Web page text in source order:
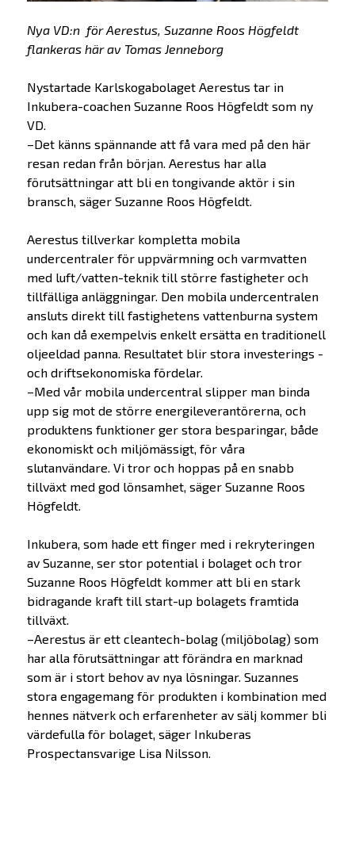
Nya VD:n för Aerestus, Suzanne Roos Högfeldt
flankeras här av Tomas Jenneborg
Nystartade Karlskogabolaget Aerestus tar in
Inkubera-coachen Suzanne Roos Högfeldt som ny
VD.
–Det känns spännande att få vara med på den här
resan redan från början. Aerestus har alla
förutsättningar att bli en tongivande aktör i sin
bransch, säger Suzanne Roos Högfeldt.
Aerestus tillverkar kompletta mobila
undercentraler för uppvärmning och varmvatten
med luft/vatten-teknik till större fastigheter och
tillfälliga anläggningar. Den mobila undercentralen
ansluts direkt till fastighetens vattenburna system
och kan då exempelvis enkelt ersätta en traditionell
oljeeldad panna. Resultatet blir stora investerings -
och driftsekonomiska fördelar.
–Med vår mobila undercentral slipper man binda
upp sig mot de större energileverantörerna, och
produktens funktioner ger stora besparingar, både
ekonomiskt och miljömässigt, för våra
slutanvändare. Vi tror och hoppas på en snabb
tillväxt med god lönsamhet, säger Suzanne Roos
Högfeldt.
Inkubera, som hade ett finger med i rekryteringen
av Suzanne, ser stor potential i bolaget och tror
Suzanne Roos Högfeldt kommer att bli en stark
bidragande kraft till start-up bolagets framtida
tillväxt.
–Aerestus är ett cleantech-bolag (miljöbolag) som
har alla förutsättningar att förändra en marknad
som är i stort behov av nya lösningar. Suzannes
stora engagemang för produkten i kombination med
hennes nätverk och erfarenheter av sälj kommer bli
värdefulla för bolaget, säger Inkuberas
Prospectansvarige Lisa Nilsson.